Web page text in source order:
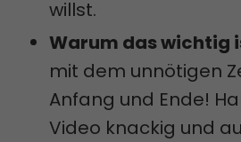
willst.
Warum das wichtig
mit dem unnötigen
Anfang und Ende!
Video knackig und